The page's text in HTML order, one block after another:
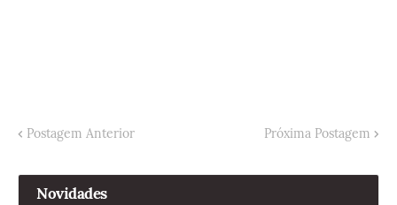
Postagem Anterior Próxima Postagem
Novidades